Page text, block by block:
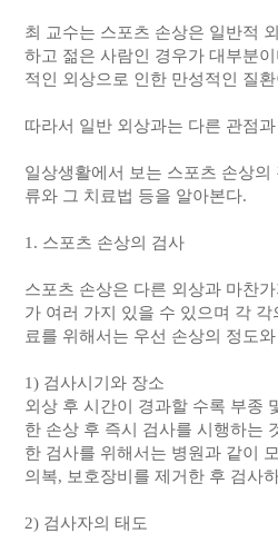
최 교수는 스포츠 손상은 일반적
하고 젊은 사람인 경우가 대부분
적인 외상으로 인한 만성적인 질
따라서 일반 외상과는 다른 관점
일상생활에서 보는 스포츠 손상
류와 그 치료법 등을 알아본다.
1. 스포츠 손상의 검사
스포츠 손상은 다른 외상과 마찬
가 여러 가지 있을 수 있으며 각
료를 위해서는 우선 손상의 정도
1) 검사시기와 장소
외상 후 시간이 경과할 수록 부종
한 손상 후 즉시 검사를 시행하는
한 검사를 위해서는 병원과 같이
의복, 보호장비를 제거한 후 검사
2) 검사자의 태도